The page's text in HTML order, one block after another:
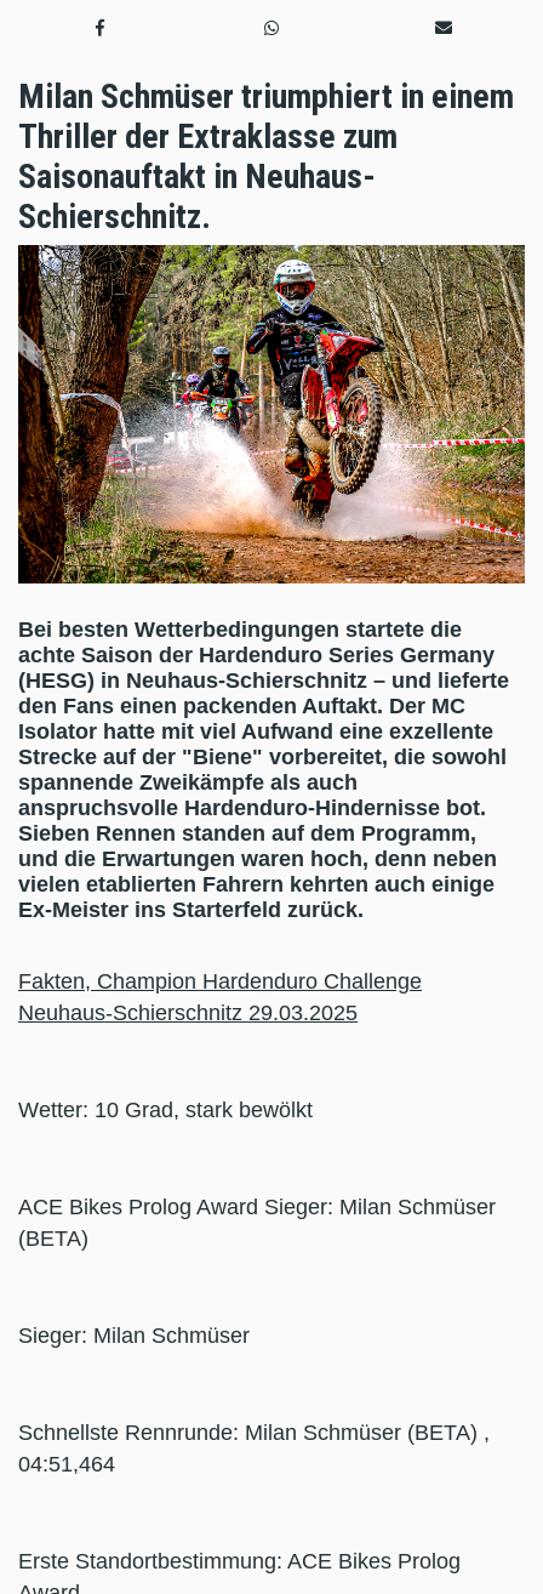
Milan Schmüser triumphiert in einem
Thriller der Extraklasse zum
Saisonauftakt in Neuhaus-
Schierschnitz.
Bei besten Wetterbedingungen startete die
achte Saison der Hardenduro Series Germany
(HESG) in Neuhaus-Schierschnitz – und lieferte
den Fans einen packenden Auftakt. Der MC
Isolator hatte mit viel Aufwand eine exzellente
Strecke auf der "Biene" vorbereitet, die sowohl
spannende Zweikämpfe als auch
anspruchsvolle Hardenduro-Hindernisse bot.
Sieben Rennen standen auf dem Programm,
und die Erwartungen waren hoch, denn neben
vielen etablierten Fahrern kehrten auch einige
Ex-Meister ins Starterfeld zurück.
Fakten, Champion Hardenduro Challenge
Neuhaus-Schierschnitz 29.03.2025
Wetter: 10 Grad, stark bewölkt
ACE Bikes Prolog Award Sieger: Milan Schmüser
(BETA)
Sieger: Milan Schmüser
Schnellste Rennrunde: Milan Schmüser (BETA) ,
04:51,464
Erste Standortbestimmung: ACE Bikes Prolog